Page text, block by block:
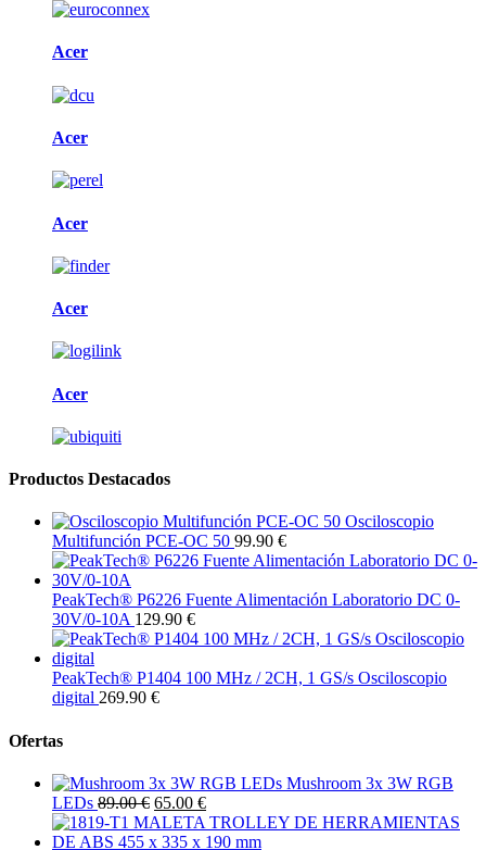
Acer
Acer
Acer
Acer
Acer
Productos Destacados
Osciloscopio
Multifunción PCE-OC 50 99.90 €
PeakTech® P6226 Fuente Alimentación Laboratorio DC 0-
30V/0-10A 129.90 €
PeakTech® P1404 100 MHz / 2CH, 1 GS/s Osciloscopio
digital 269.90 €
Ofertas
Mushroom 3x 3W RGB
LEDs 89.00 € 65.00 €